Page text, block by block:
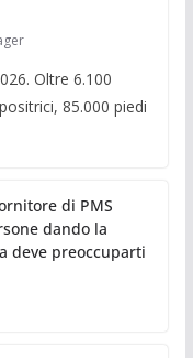
Oltre 6.100
85.000 piedi
di PMS
dando la
deve preoccuparti